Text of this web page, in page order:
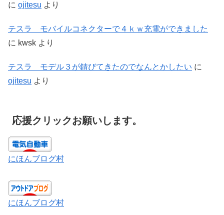
に ojitesu より
テスラ モバイルコネクターで４ｋｗ充電ができました
に kwsk より
テスラ モデル３が錆びてきたのでなんとかしたい に
ojitesu より
応援クリックお願いします。
にほんブログ村
にほんブログ村